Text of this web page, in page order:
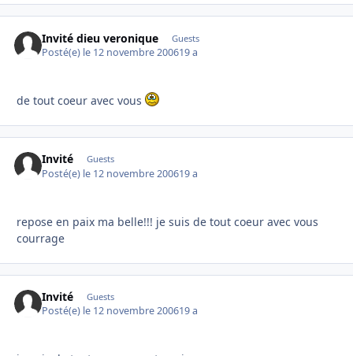
Invité dieu veronique Guests
Posté(e) le 12 novembre 200619 a
de tout coeur avec vous
Invité Guests
Posté(e) le 12 novembre 200619 a
repose en paix ma belle!!! je suis de tout coeur avec vous
courrage
Invité Guests
Posté(e) le 12 novembre 200619 a